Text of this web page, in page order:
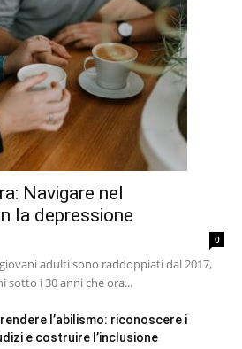
Navigare nel
la depressione
0
adulti sono raddoppiati dal 2017,
sotto i 30 anni che ora...
l’abilismo: riconoscere i
e costruire l’inclusione